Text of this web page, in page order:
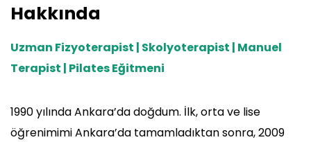
Hakkında
Uzman Fizyoterapist | Skolyoterapist | Manuel
Terapist | Pilates Eğitmeni
1990 yılında Ankara’da doğdum. İlk, orta ve lise
öğrenimimi Ankara’da tamamladıktan sonra, 2009